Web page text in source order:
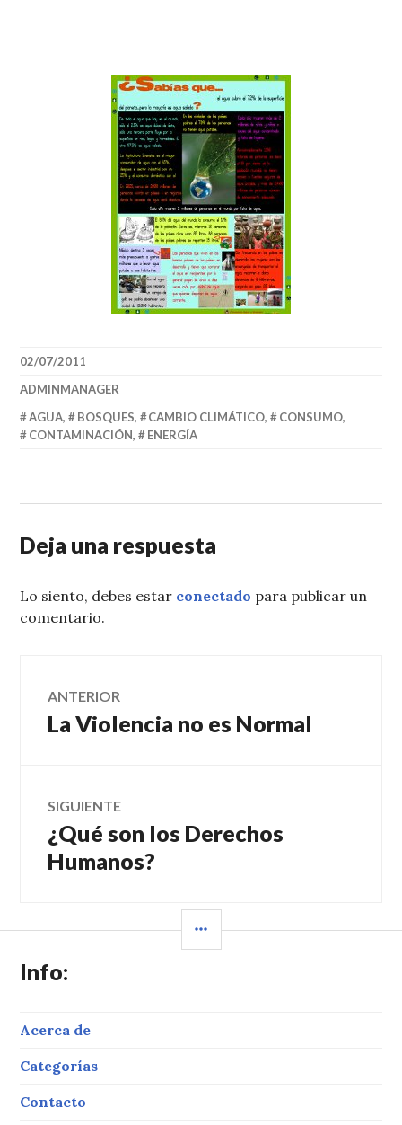
02/07/2011
ADMINMANAGER
AGUA, BOSQUES, CAMBIO CLIMÁTICO, CONSUMO,
CONTAMINACIÓN, ENERGÍA
Deja una respuesta
Lo siento, debes estar conectado para publicar un
comentario.
Navegación
de
ANTERIOR
Entrada
La Violencia no es Normal
SIGUIENTE
Entrada
siguiente:
¿Qué son los Derechos
Humanos?
LATERAL
Info:
Acerca de
Categorías
Contacto